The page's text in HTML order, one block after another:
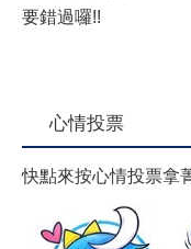
要錯過囉!!
心情投票
快點來按心情投票拿